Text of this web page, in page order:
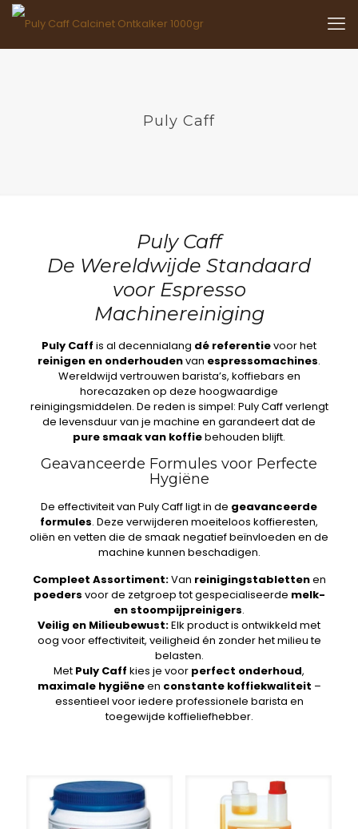
Puly Caff
Puly Caff
De Wereldwijde Standaard
voor Espresso
Machinereiniging
Puly Caff is al decennialang dé referentievoor het
reinigen en onderhoudenvan espressomachines.
Wereldwijd vertrouwen barista’s, koffiebars en
horecazaken op deze hoogwaardige
reinigingsmiddelen. De reden is simpel: Puly Caff verlengt
de levensduur van je machine en garandeert dat de
pure smaak van koffiebehouden blijft.
Geavanceerde Formules voor Perfecte
Hygiëne
De effectiviteit van Puly Caff ligt in de geavanceerde
formules. Deze verwijderen moeiteloos koffieresten,
oliën en vetten die de smaak negatief beïnvloeden en de
machine kunnen beschadigen.
Compleet Assortiment:Van reinigingstablettenen
poeders voor de zetgroep tot gespecialiseerde melk-
en stoompijpreinigers.
Veilig en Milieubewust:Elk product is ontwikkeld met
oog voor effectiviteit, veiligheid én zonder het milieu te
belasten.
Met Puly Caff kies je voor perfect onderhoud,
maximale hygiëneen constante koffiekwaliteit –
essentieel voor iedere professionele barista en
toegewijde koffieliefhebber.